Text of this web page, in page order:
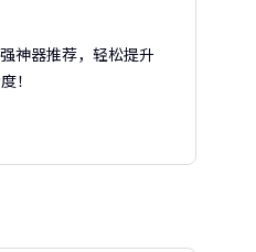
神器推荐，轻松提升
！